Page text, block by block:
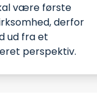
være første
derfor
ud fra et
perspektiv.